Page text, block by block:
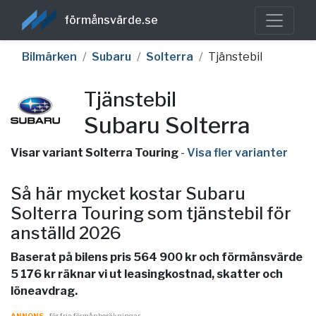
förmånsvärde.se
Bilmärken Subaru Solterra Tjänstebil
Tjänstebil
Subaru Solterra
Visar variant Solterra Touring - Visa fler varianter
Så här mycket kostar Subaru
Solterra Touring som tjänstebil för
anställd 2026
Baserat på bilens pris 564 900 kr och förmånsvärde
5 176 kr räknar vi ut leasingkostnad, skatter och
löneavdrag.